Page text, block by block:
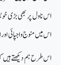
اس میں منوج واجپائی
اس طرح ہم دیکھتے ہیں